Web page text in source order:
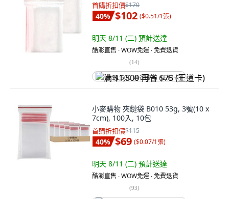
首購折扣價$170
40% $102 ($0.51/1張)
明天 8/11 (二) 預計送達
酷澎直售 ∙ WOW免運 ∙ 免費退貨
(14)
满 $1,500 再省 $75 (王道卡)
小麥購物 夾鏈袋 B010 53g, 3號(10 x
7cm), 100入, 10包
首購折扣價$115
40% $69 ($0.07/1張)
明天 8/11 (二) 預計送達
酷澎直售 ∙ WOW免運 ∙ 免費退貨
(93)